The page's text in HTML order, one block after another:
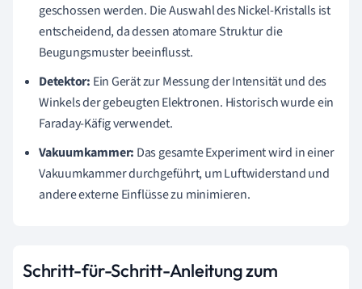
geschossen werden. Die Auswahl des Nickel-Kristalls ist
entscheidend, da dessen atomare Struktur die
Beugungsmuster beeinflusst.
Detektor: Ein Gerät zur Messung der Intensität und des
Winkels der gebeugten Elektronen. Historisch wurde ein
Faraday-Käfig verwendet.
Vakuumkammer: Das gesamte Experiment wird in einer
Vakuumkammer durchgeführt, um Luftwiderstand und
andere externe Einflüsse zu minimieren.
Schritt-für-Schritt-Anleitung zum